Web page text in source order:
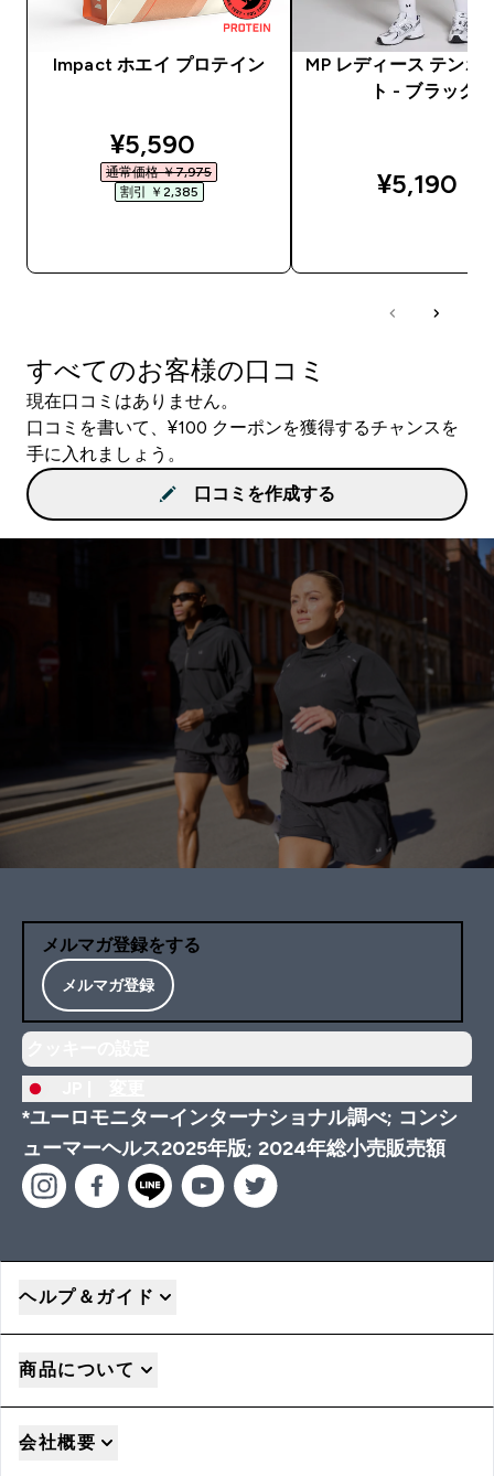
Impact ホエイ プロテイン
discounted price
¥5,590‎
通常価格 ￥7,975‎
割引 ￥2,385‎
MP レディース テンポ
ト - ブラック
¥5,190‎
すべてのお客様の口コミ
現在口コミはありません。
口コミを書いて、¥100 クーポンを獲得するチャンスを
手に入れましょう。
口コミを作成する
メルマガ登録をする
メルマガ登録
*ユーロモニターインターナショナル調べ; コンシ
ューマーヘルス2025年版; 2024年総小売販売額
ヘルプ＆ガイド
商品について
会社概要